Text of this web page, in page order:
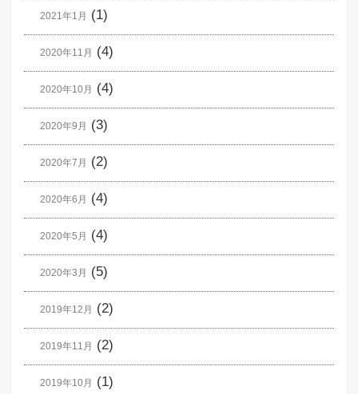
2021年1月 (1)
2020年11月 (4)
2020年10月 (4)
2020年9月 (3)
2020年7月 (2)
2020年6月 (4)
2020年5月 (4)
2020年3月 (5)
2019年12月 (2)
2019年11月 (2)
2019年10月 (1)